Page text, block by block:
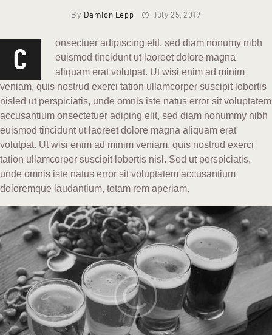
By Damion Lepp July 25, 2019
C
onsectuer adipiscing elit, sed diam nonumy nibh
euismod tincidunt ut laoreet dolore magna
aliquam erat volutpat. Ut wisi enim ad minim
veniam, quis nostrud exerci tation ullamcorper suscipit lobortis
nisled ut perspiciatis, unde omnis iste natus error sit voluptatem
accusantium onsectetuer adiping elit, sed diam nonummy nibh
euismod tincidunt ut laoreet dolore magna aliquam erat
volutpat. Ut wisi enim ad minim veniam, quis nostrud exerci
tation ullamcorper suscipit lobortis nisl. Sed ut perspiciatis,
unde omnis iste natus error sit voluptatem accusantium
doloremque laudantium, totam rem aperiam.